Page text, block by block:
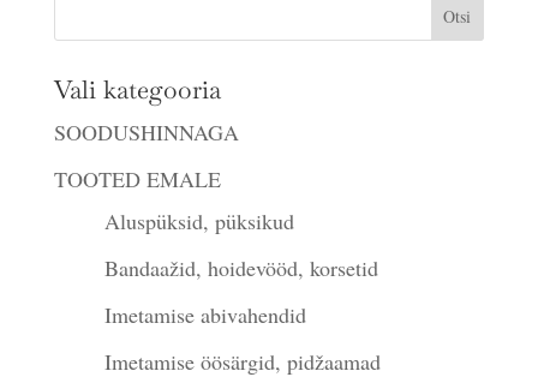
Vali kategooria
SOODUSHINNAGA
TOOTED EMALE
Aluspüksid, püksikud
Bandaažid, hoidevööd, korsetid
Imetamise abivahendid
Imetamise öösärgid, pidžaamad